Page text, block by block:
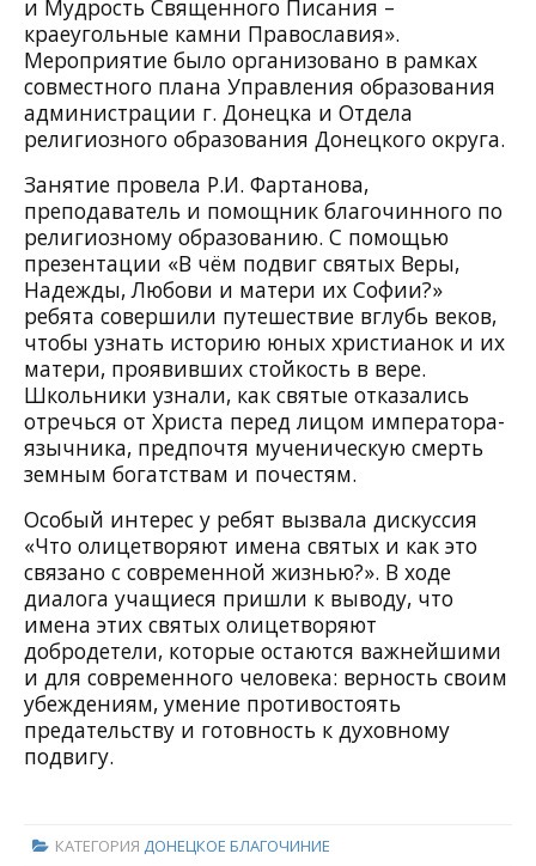
и Мудрость Священного Писания –
краеугольные камни Православия».
Мероприятие было организовано в рамках
совместного плана Управления образования
администрации г. Донецка и Отдела
религиозного образования Донецкого округа.
Занятие провела Р.И. Фартанова,
преподаватель и помощник благочинного по
религиозному образованию. С помощью
презентации «В чём подвиг святых Веры,
Надежды, Любови и матери их Софии?»
ребята совершили путешествие вглубь веков,
чтобы узнать историю юных христианок и их
матери, проявивших стойкость в вере.
Школьники узнали, как святые отказались
отречься от Христа перед лицом императора-
язычника, предпочтя мученическую смерть
земным богатствам и почестям.
Особый интерес у ребят вызвала дискуссия
«Что олицетворяют имена святых и как это
связано с современной жизнью?». В ходе
диалога учащиеся пришли к выводу, что
имена этих святых олицетворяют
добродетели, которые остаются важнейшими
и для современного человека: верность своим
убеждениям, умение противостоять
предательству и готовность к духовному
подвигу.
КАТЕГОРИЯ ДОНЕЦКОЕ БЛАГОЧИНИЕ